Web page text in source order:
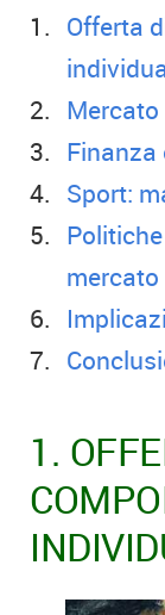
Offerta
Finanza
Sport:
mercato
1.